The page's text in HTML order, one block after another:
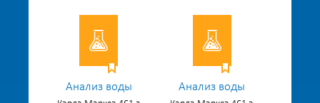
Анализ воды Анализ воды